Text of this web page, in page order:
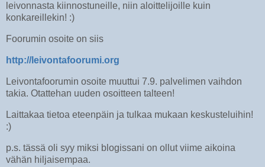
leivonnasta kiinnostuneille, niin aloittelijoille kuin
konkareillekin! :)
Foorumin osoite on siis
http://leivontafoorumi.org
Leivontafoorumin osoite muuttui 7.9. palvelimen vaihdon
takia. Otattehan uuden osoitteen talteen!
Laittakaa tietoa eteenpäin ja tulkaa mukaan keskusteluihin!
:)
p.s. tässä oli syy miksi blogissani on ollut viime aikoina
vähän hiljaisempaa.